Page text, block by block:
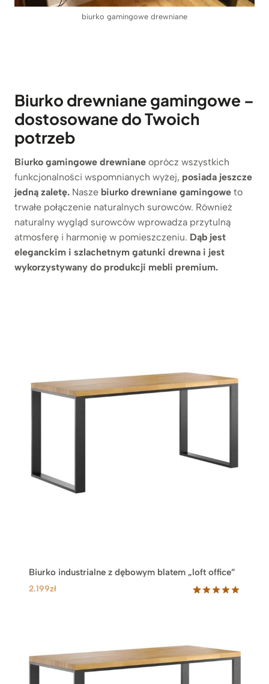
biurko gamingowe drewniane
Biurko drewniane gamingowe –
dostosowane do Twoich
potrzeb
Biurko gamingowe drewniane oprócz wszystkich
funkcjonalności wspomnianych wyżej, posiada jeszcze
jedną zaletę. Nasze biurko drewniane gamingowe to
trwałe połączenie naturalnych surowców. Również
naturalny wygląd surowców wprowadza przytulną
atmosferę i harmonię w pomieszczeniu. Dąb jest
eleganckim i szlachetnym gatunki drewna i jest
wykorzystywany do produkcji mebli premium.
Biurko industrialne z dębowym blatem „loft office”
klientów
2.199zł